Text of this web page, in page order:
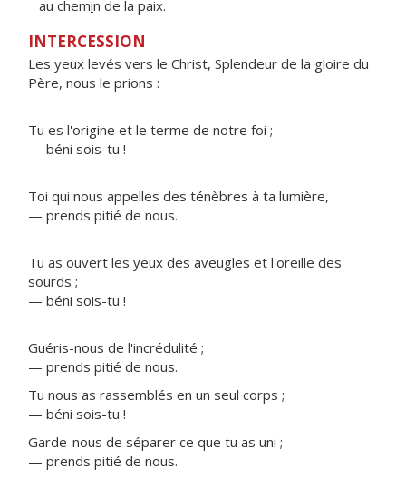
au chemin de la paix.
INTERCESSION
Les yeux levés vers le Christ, Splendeur de la gloire du
Père, nous le prions :
Tu es l'origine et le terme de notre foi ;
— béni sois-tu !
Toi qui nous appelles des ténèbres à ta lumière,
— prends pitié de nous.
Tu as ouvert les yeux des aveugles et l'oreille des
sourds ;
— béni sois-tu !
Guéris-nous de l'incrédulité ;
— prends pitié de nous.
Tu nous as rassemblés en un seul corps ;
— béni sois-tu !
Garde-nous de séparer ce que tu as uni ;
— prends pitié de nous.